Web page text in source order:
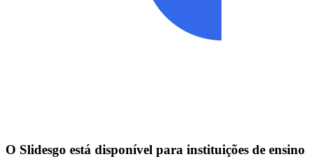
O Slidesgo está disponível para instituições de ensino